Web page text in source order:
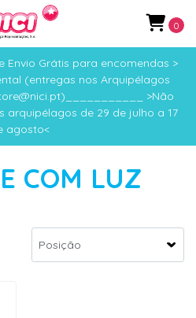
Envio Grátis para encomendas >
(entregas nos Arquipélagos
>Não
arquipélagos de 29 de julho a 17
agosto<
0
COM LUZ